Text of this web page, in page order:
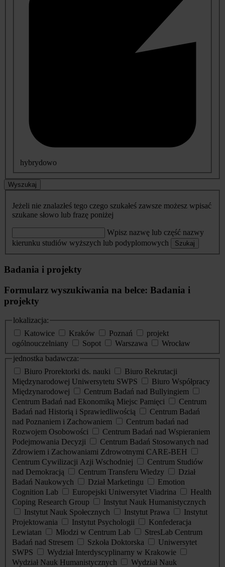
hybrydowo
Wyszukaj
Jeżeli nie znalazłeś tego czego szukałeś zawsze możesz wpisać
szukane słowo lub frazę poniżej
Wpisz nazwę lub część nazwy
kierunku studiów wyższych lub podyplomowych
Szukaj
Badania i projekty
Formularz wyszukiwania na belce: Badania i
projekty
lokalizacja:
Katowice
Kraków Poznań
projekt
ogólnouczelniany
Sopot Warszawa
Wrocław
jednostka badawcza:
Biuro Prorektorki ds. nauki
Biuro Rekrutacji
Międzynarodowej Uniwersytetu SWPS
Biuro Współpracy
Międzynarodowej
Centrum Badań nad Bullyingiem
Centrum Badań nad Ekonomiką Miejsc Pamięci
Centrum
Badań nad Historią i Sprawiedliwością
Centrum Badań
nad Poznaniem i Zachowaniem
Centrum badań nad
Rozwojem Osobowości
Centrum Badań nad Wspieraniem
Podejmowania Decyzji
Centrum Badań Stosowanych nad
Zdrowiem i Zachowaniami Zdrowotnymi CARE-BEH
Centrum Cywilizacji Azji Wschodniej
Centrum Studiów
nad Demokracją
Centrum Transferu Wiedzy
Dział
Badań Naukowych
Dział Marketingu
Emotion
Cognition Lab
Europejski Uniwersytet Viadrina
Health
Coping Research Group
Instytut Nauk Humanistycznych
Instytut Nauk Społecznych
Instytut Prawa
Instytut
Projektowania
Instytut Psychologii
Konfederacja
Lewiatan
Młodzi w Centrum Lab
StresLab Centrum
Badań nad Stresem
Szkoła Doktorska
Uniwersytet
SWPS
Wydział Interdyscyplinarny w Krakowie
Wydział Nauk Humanistycznych
Wydział Nauk